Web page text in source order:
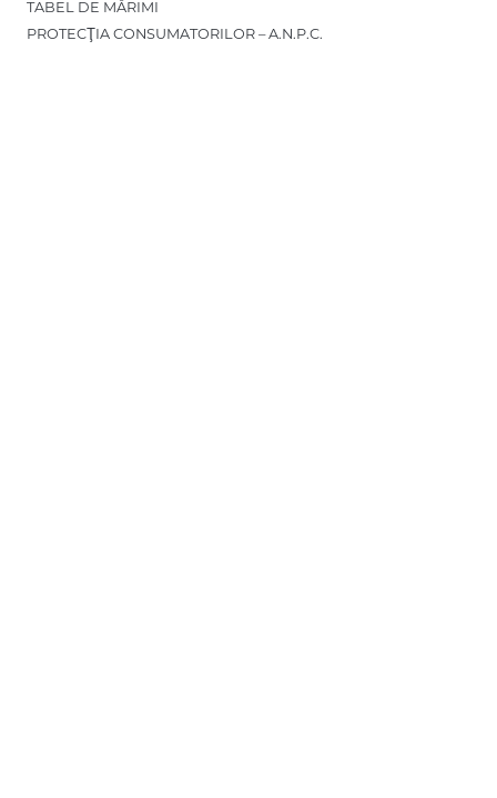
TABEL DE MĂRIMI
PROTECŢIA CONSUMATORILOR – A.N.P.C.